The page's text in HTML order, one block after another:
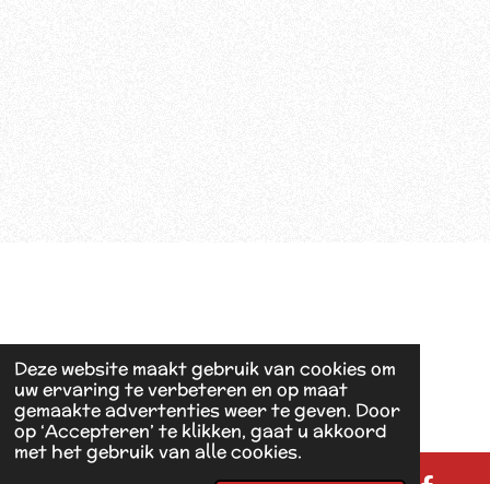
Deze website maakt gebruik van cookies om
uw ervaring te verbeteren en op maat
gemaakte advertenties weer te geven. Door
op ‘Accepteren’ te klikken, gaat u akkoord
met het gebruik van alle cookies.